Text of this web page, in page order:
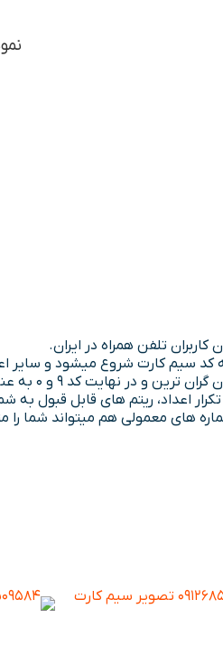
کاربران تلفن همراه در ایران.
کد سیم کارت شروع میشود و سایر
اعداد، ریتم های قابل قبول